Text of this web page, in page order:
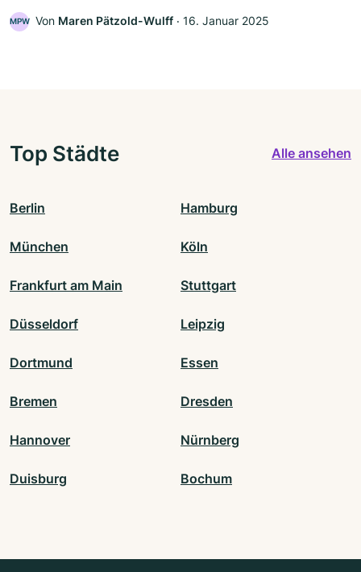
MPW Von Maren Pätzold-Wulff ‧ 16. Januar 2025
Top Städte Alle ansehen
Berlin Hamburg
München Köln
Frankfurt am Main Stuttgart
Düsseldorf Leipzig
Dortmund Essen
Bremen Dresden
Hannover Nürnberg
Duisburg Bochum